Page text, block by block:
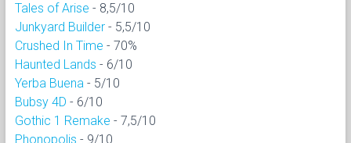
Tales of Arise - 8,5/10
Junkyard Builder - 5,5/10
Crushed In Time - 70%
Haunted Lands - 6/10
Yerba Buena - 5/10
Bubsy 4D - 6/10
Gothic 1 Remake - 7,5/10
Phonopolis - 9/10